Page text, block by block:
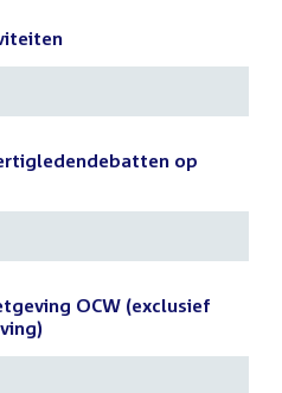
op
OCW (exclusief